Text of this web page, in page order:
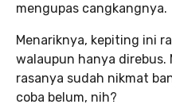
mengupas cangkangnya.
Menariknya, kepiting ini
walaupun hanya direbus.
rasanya sudah nikmat
coba belum, nih?